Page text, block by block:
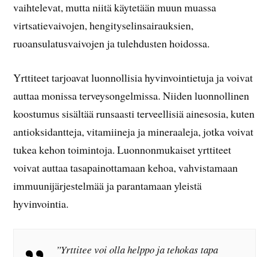
vaihtelevat, mutta niitä käytetään muun muassa
virtsatievaivojen, hengityselinsairauksien,
ruoansulatusvaivojen ja tulehdusten hoidossa.
Yrttiteet tarjoavat luonnollisia hyvinvointietuja ja voivat
auttaa monissa terveysongelmissa. Niiden luonnollinen
koostumus sisältää runsaasti terveellisiä ainesosia, kuten
antioksidantteja, vitamiineja ja mineraaleja, jotka voivat
tukea kehon toimintoja. Luonnonmukaiset yrttiteet
voivat auttaa tasapainottamaan kehoa, vahvistamaan
immuunijärjestelmää ja parantamaan yleistä
hyvinvointia.
”Yrttitee voi olla helppo ja tehokas tapa